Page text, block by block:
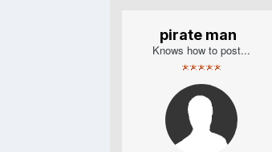
pirate man
Knows how to post...